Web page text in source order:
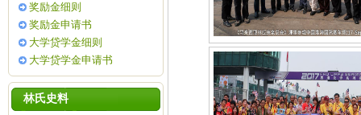
奖励金细则
奖励金申请书
大学贷学金细则
大学贷学金申请书
林氏史料